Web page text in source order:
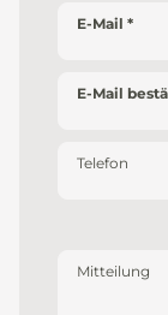
E-Mail
E-Mail
Telefon
Mitteilung